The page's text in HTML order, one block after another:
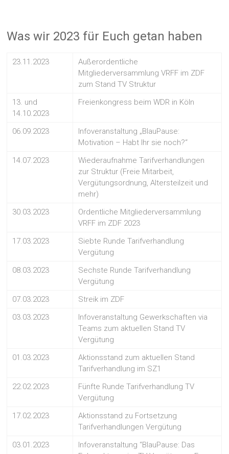
Was wir 2023 für Euch getan haben
23.11.2023
Außerordentliche
Mitgliederversammlung VRFF im ZDF
zum Stand TV Struktur
13. und
14.10.2023
Freienkongress beim WDR in Köln
06.09.2023
Infoveranstaltung „BlauPause:
Motivation – Habt Ihr sie noch?“
14.07.2023
Wiederaufnahme Tarifverhandlungen
zur Struktur (Freie Mitarbeit,
Vergütungsordnung, Altersteilzeit und
mehr)
30.03.2023
Ordentliche Mitgliederversammlung
VRFF im ZDF 2023
17.03.2023
Siebte Runde Tarifverhandlung
Vergütung
08.03.2023
Sechste Runde Tarifverhandlung
Vergütung
07.03.2023
Streik im ZDF
03.03.2023
Infoveranstaltung Gewerkschaften via
Teams zum aktuellen Stand TV
Vergütung
01.03.2023
Aktionsstand zum aktuellen Stand
Tarifverhandlung im SZ1
22.02.2023
Fünfte Runde Tarifverhandlung TV
Vergütung
17.02.2023
Aktionsstand zu Fortsetzung
Tarifverhandlungen Vergütung
03.01.2023
Infoveranstaltung “BlauPause: Das